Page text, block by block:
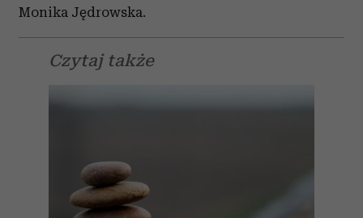
Monika Jędrowska.
Czytaj także